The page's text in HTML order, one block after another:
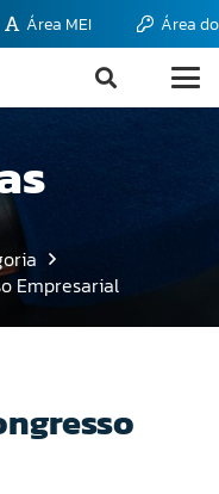
Área MEI Área
Empresarial